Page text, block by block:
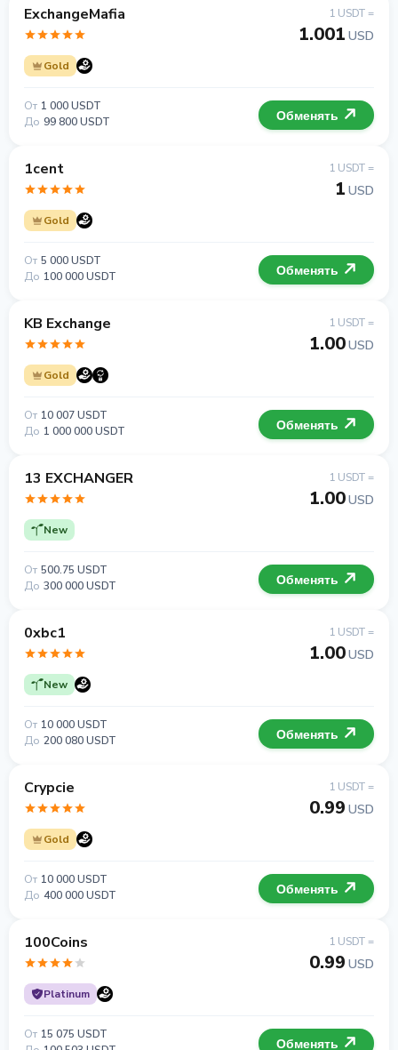
ExchangeMafia
Gold
1 USDT =
1.001 USD
От 1 000 USDT
До 99 800 USDT Обменять
1cent
Gold
1 USDT =
1 USD
От 5 000 USDT
До 100 000 USDT Обменять
KB Exchange
Gold
1 USDT =
1.00USD
От 10 007 USDT
До 1 000 000 USDT Обменять
13 EXCHANGER
New
1 USDT =
1.00USD
От 500.75 USDT
До 300 000 USDT Обменять
0xbc1
New
1 USDT =
1.00USD
От 10 000 USDT
До 200 080 USDT Обменять
Crypcie
Gold
1 USDT =
0.99 USD
От 10 000 USDT
До 400 000 USDT Обменять
100Coins
Platinum
1 USDT =
0.99 USD
От 15 075 USDT
Обменять